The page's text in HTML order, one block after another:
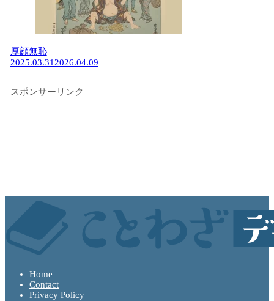
厚顔無恥
2025.03.31 2026.04.09
スポンサーリンク
Home
Contact
Privacy Policy